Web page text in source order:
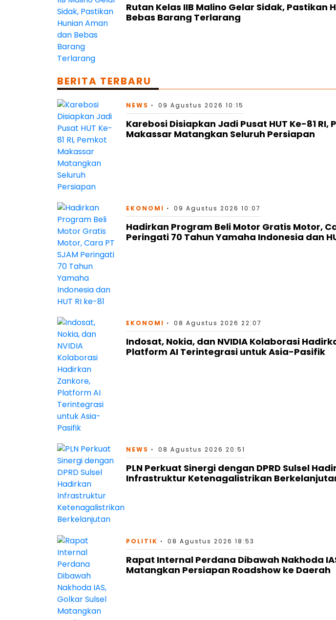
Rutan Kelas IIB Malino Gelar Sidak, Pastikan
Bebas Barang Terlarang
BERITA TERBARU
NEWS 09 Agustus 2026 10:15
Karebosi Disiapkan Jadi Pusat HUT Ke-81 RI,
Makassar Matangkan Seluruh Persiapan
EKONOMI 09 Agustus 2026 10:07
Hadirkan Program Beli Motor Gratis Motor,
Peringati 70 Tahun Yamaha Indonesia dan
EKONOMI 08 Agustus 2026 22:07
Indosat, Nokia, dan NVIDIA Kolaborasi
Platform AI Terintegrasi untuk Asia-Pasifik
NEWS 08 Agustus 2026 20:51
PLN Perkuat Sinergi dengan DPRD Sulsel
Infrastruktur Ketenagalistrikan
POLITIK 08 Agustus 2026 18:53
Rapat Internal Perdana Dibawah Nakhoda
Matangkan Persiapan Roadshow ke Daerah